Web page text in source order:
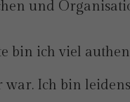
und
bin ich viel
war. Ich bin